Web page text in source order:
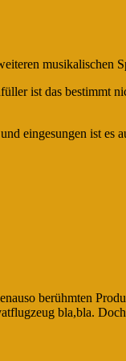
musikalischen
ist das bestimmt
eingesungen ist es
berühmten
bla,bla.